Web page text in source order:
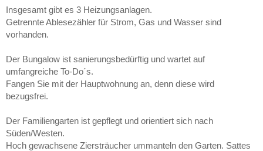
Insgesamt gibt es 3 Heizungsanlagen.
Getrennte Ablesezähler für Strom, Gas und Wasser sind
vorhanden.
Der Bungalow ist sanierungsbedürftig und wartet auf
umfangreiche To-Do´s.
Fangen Sie mit der Hauptwohnung an, denn diese wird
bezugsfrei.
Der Familiengarten ist gepflegt und orientiert sich nach
Süden/Westen.
Hoch gewachsene Ziersträucher ummanteln den Garten. Sattes